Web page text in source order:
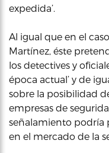
expedida’.
Al igual que en el
Martínez, éste
los detectives y
época actual’ y de
sobre la posibilidad
empresas de
señalamiento podría
en el mercado de la